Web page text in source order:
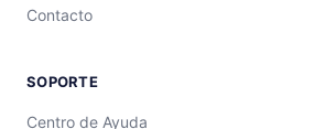
Contacto
SOPORTE
Centro de Ayuda